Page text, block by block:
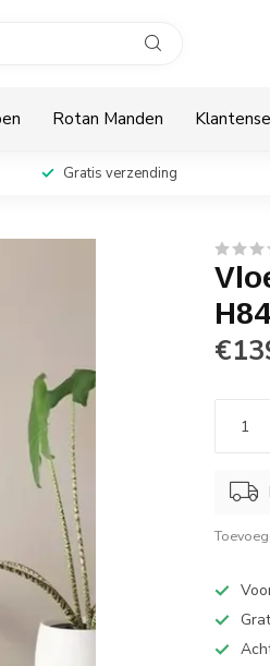
Rotan Manden
Gratis verzending